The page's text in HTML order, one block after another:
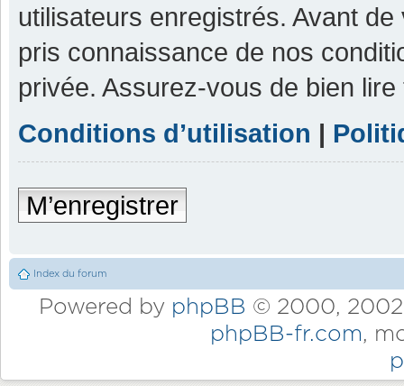
utilisateurs enregistrés. Avant
pris connaissance de nos
privée. Assurez-vous de bien
Conditions d’utilisation |
M’enregistrer
Index du forum
Powered by phpBB © 2000,
phpBB-fr.com,